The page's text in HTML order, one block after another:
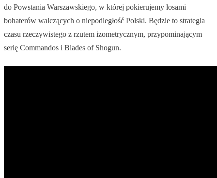
do Powstania Warszawskiego, w której pokierujemy losami
bohaterów walczących o niepodległość Polski. Będzie to strategia
czasu rzeczywistego z rzutem izometrycznym, przypominającym
serię Commandos i Blades of Shogun.